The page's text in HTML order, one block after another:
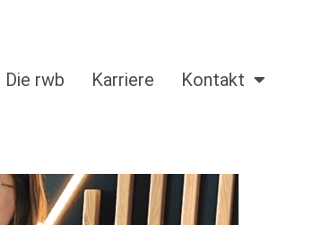
Die rwb Karriere Kontakt